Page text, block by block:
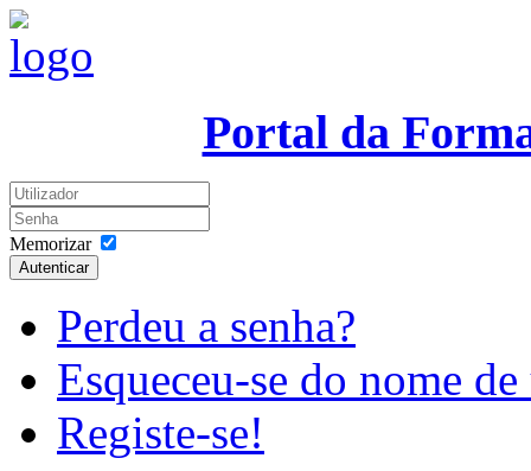
Portal da
Memorizar
Autenticar
Perdeu a senha?
Esqueceu-se do nome
Registe-se!